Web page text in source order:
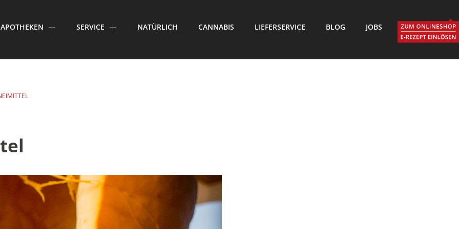
APOTHEKEN SERVICE NATÜRLICH CANNABIS LIEFERSERVICE BLOG JOBS